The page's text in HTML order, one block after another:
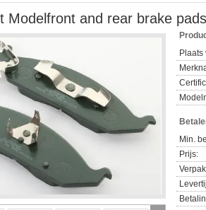
Modelfront and rear brake
Plaats
Min.
Prijs: